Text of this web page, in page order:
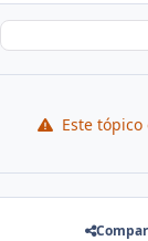
Este